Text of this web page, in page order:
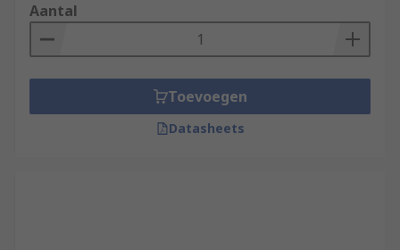
Aantal
Toevoegen
Datasheets